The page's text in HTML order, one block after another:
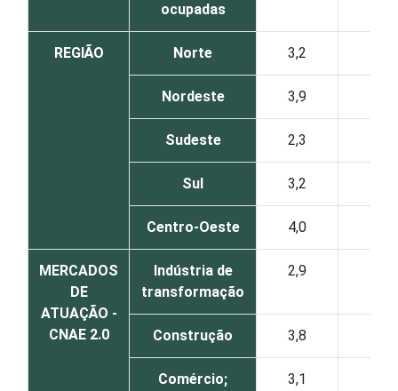
ocupadas
REGIÃO Norte 3,2
Nordeste 3,9
Sudeste 2,3
Sul 3,2
Centro-Oeste 4,0
MERCADOS
DE
ATUAÇÃO -
CNAE 2.0
Indústria de
transformação
2,9
Construção 3,8
Comércio;
3,1